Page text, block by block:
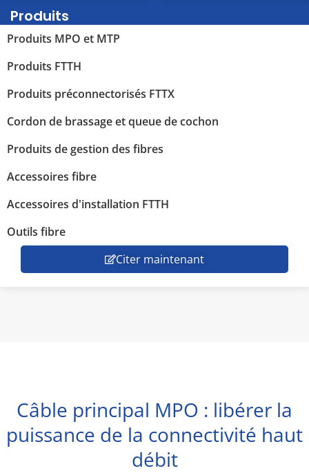
Produits
Produits MPO et MTP
Produits FTTH
Produits préconnectorisés FTTX
Cordon de brassage et queue de cochon
Produits de gestion des fibres
Accessoires fibre
Accessoires d'installation FTTH
Outils fibre
Citer maintenant
Câble principal MPO : libérer la
puissance de la connectivité haut
débit